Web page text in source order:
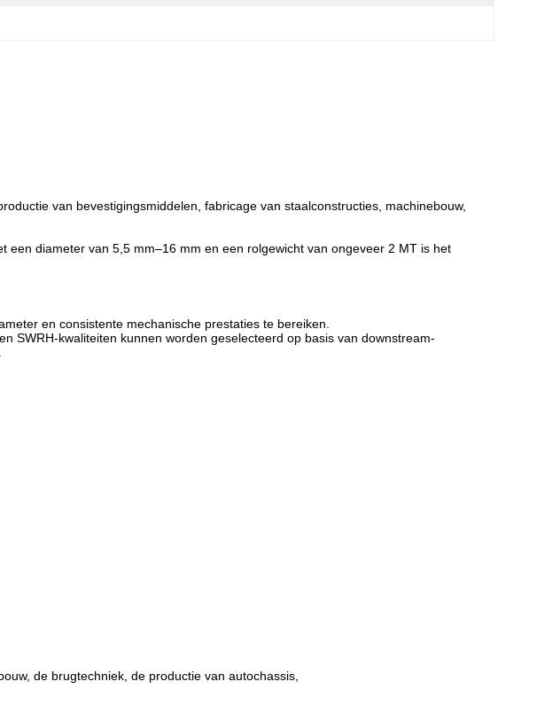
van bevestigingsmiddelen, fabricage van staalconstructies, machinebouw,
een diameter van 5,5 mm–16 mm en een rolgewicht van ongeveer 2 MT is het
en consistente mechanische prestaties te bereiken.
SWRH-kwaliteiten kunnen worden geselecteerd op basis van downstream-
de brugtechniek, de productie van autochassis,